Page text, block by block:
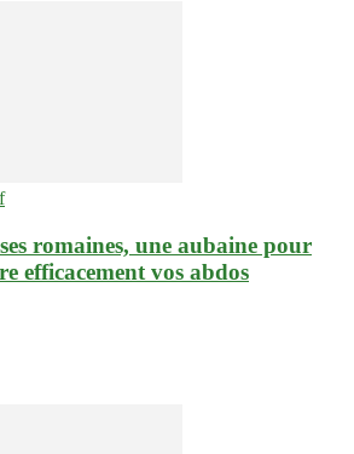
romaines, une aubaine pour
efficacement vos abdos